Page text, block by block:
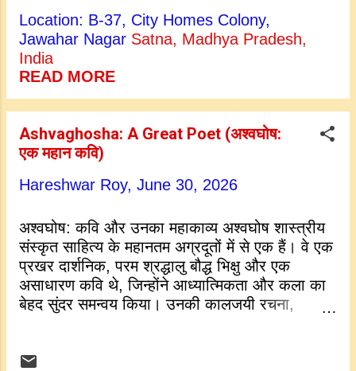
treatise that stands as a foundational text of
Jain philosophy. The title itself means " The
Essence of the Self " or "The Soul's True
Nature." Through this profound work,
Kundakunda guides readers away from
inner self-realization . It is not just a religious
book, but a timeless roadmap for anyone
seeking ultimate freedom and mental peace.
The Era of the Philosopher Kundakunda
of ancient Indian history, generally placed
around the 1st to 2nd century CE. This was
a period when various philosophical and
religious traditions were actively debating,
growing,...
Location: B-37, City Homes Colony,
Jawahar Nagar Satna, Madhya Pradesh,
India
READ MORE
Ashvaghosha: A Great Poet (अश्वघोष:
एक महान कवि)
Hareshwar Roy, June 30, 2026
अश्वघोष: कवि और उनका महाकाव्य अश्वघोष शास्त्रीय
संस्कृत साहित्य के महानतम अग्रदूतों में से एक हैं। वे एक
प्रखर दार्शनिक, परम श्रद्धालु बौद्ध भिक्षु और एक
असाधारण कवि थे, जिन्होंने आध्यात्मिकता और कला का
बेहद सुंदर समन्वय किया। उनकी कालजयी रचना,
की पवित्र यात्रा को दर्शाता है। एक महाकाव्य के रूप में,